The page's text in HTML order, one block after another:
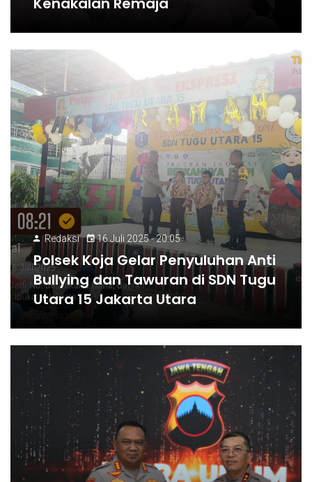
Redaksi 16 Juli 2025 - 20:05
Polsek Koja Gelar Penyuluhan Anti
Bullying dan Tawuran di SDN Tugu
Utara 15 Jakarta Utara